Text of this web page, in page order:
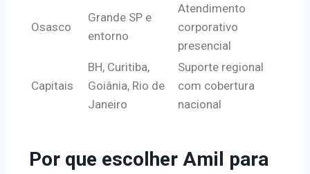
Osasco
Grande SP e
entorno
Atendimento
corporativo
presencial
Capitais
BH, Curitiba,
Goiânia, Rio de
Janeiro
Suporte regional
com cobertura
nacional
Por que escolher Amil para